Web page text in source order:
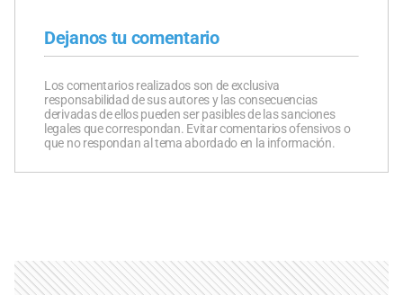
Dejanos tu comentario
Los comentarios realizados son de exclusiva
responsabilidad de sus autores y las consecuencias
derivadas de ellos pueden ser pasibles de las sanciones
legales que correspondan. Evitar comentarios ofensivos o
que no respondan al tema abordado en la información.